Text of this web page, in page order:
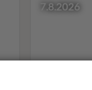
7.8.2026
Valitse oma